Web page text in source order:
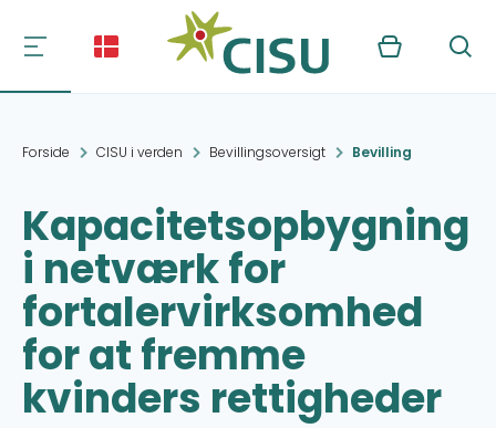
Kurv Søg
Forside CISU i verden Bevillingsoversigt Bevilling
Kapacitetsopbygning
i netværk for
fortalervirksomhed
for at fremme
kvinders rettigheder